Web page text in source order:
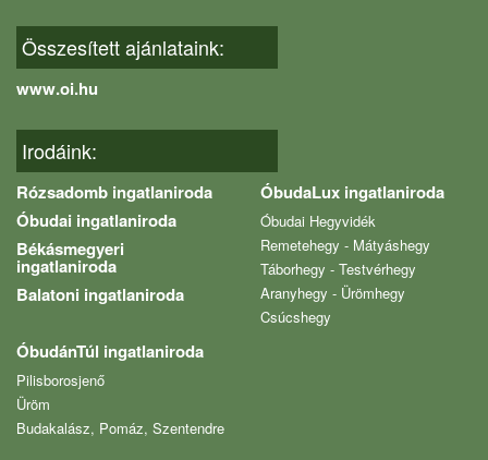
Összesített ajánlataink:
www.oi.hu
Irodáink:
Rózsadomb ingatlaniroda
Óbudai ingatlaniroda
Békásmegyeri
ingatlaniroda
Balatoni ingatlaniroda
ÓbudaLux ingatlaniroda
Óbudai Hegyvidék
Remetehegy - Mátyáshegy
Táborhegy - Testvérhegy
Aranyhegy - Ürömhegy
Csúcshegy
ÓbudánTúl ingatlaniroda
Pilisborosjenő
Üröm
Budakalász, Pomáz, Szentendre